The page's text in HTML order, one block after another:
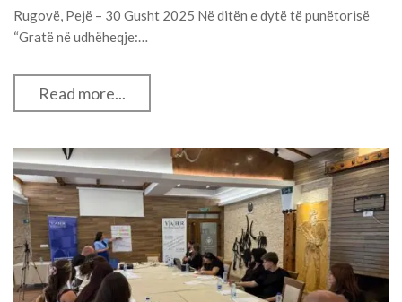
Rugovë, Pejë – 30 Gusht 2025 Në ditën e dytë të punëtorisë
“Gratë në udhëheqje:…
Read more...